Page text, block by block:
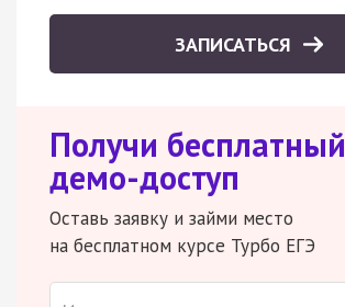
ЗАПИСАТЬСЯ
Получи бесплатный
демо-доступ
Оставь заявку и займи место
на бесплатном курсе Турбо ЕГЭ